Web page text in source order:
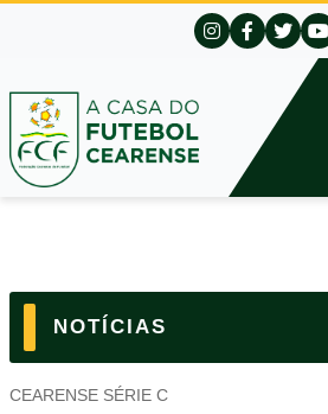
NOTÍCIAS
CEARENSE SÉRIE C